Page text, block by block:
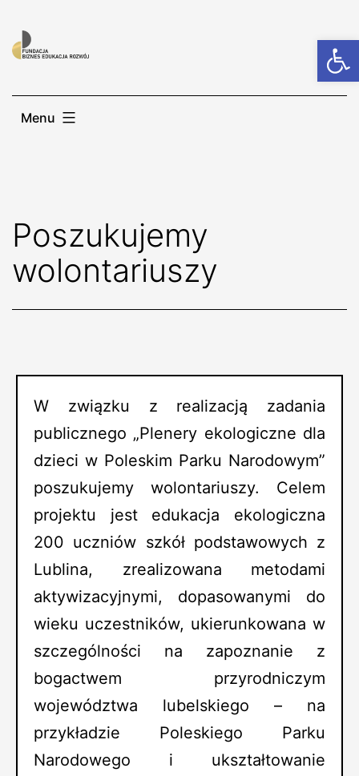
Menu
Poszukujemy
wolontariuszy
W związku z realizacją zadania
publicznego „Plenery ekologiczne dla
dzieci w Poleskim Parku Narodowym”
poszukujemy wolontariuszy. Celem
projektu jest edukacja ekologiczna
200 uczniów szkół podstawowych z
Lublina, zrealizowana metodami
aktywizacyjnymi, dopasowanymi do
wieku uczestników, ukierunkowana w
szczególności na zapoznanie z
bogactwem przyrodniczym
województwa lubelskiego – na
przykładzie Poleskiego Parku
Narodowego i ukształtowanie